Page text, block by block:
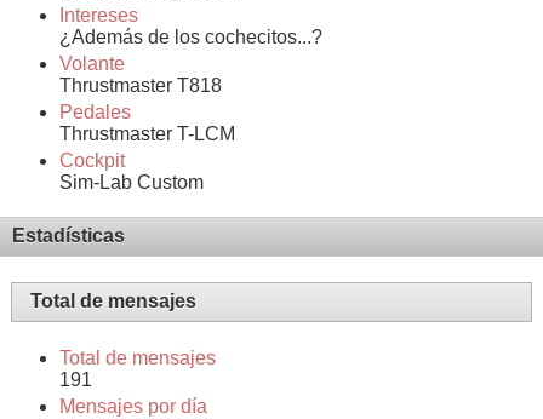
Intereses
¿Además de los cochecitos...?
Volante
Thrustmaster T818
Pedales
Thrustmaster T-LCM
Cockpit
Sim-Lab Custom
Estadísticas
Total de mensajes
Total de mensajes
191
Mensajes por día